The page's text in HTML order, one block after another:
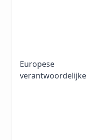
Europese
verantwoordelijke